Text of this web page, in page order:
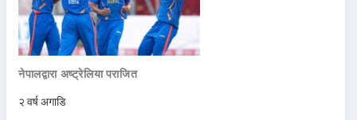
नेपालद्वारा अष्ट्रेलिया पराजित
२ वर्ष अगाडि